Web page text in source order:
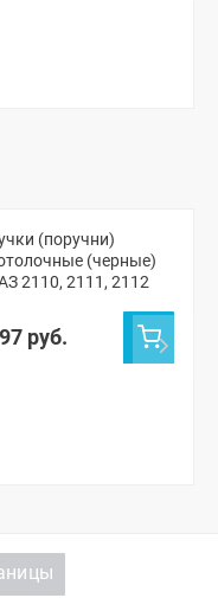
(поручни)
(черные)
2110, 2111, 2112
руб.